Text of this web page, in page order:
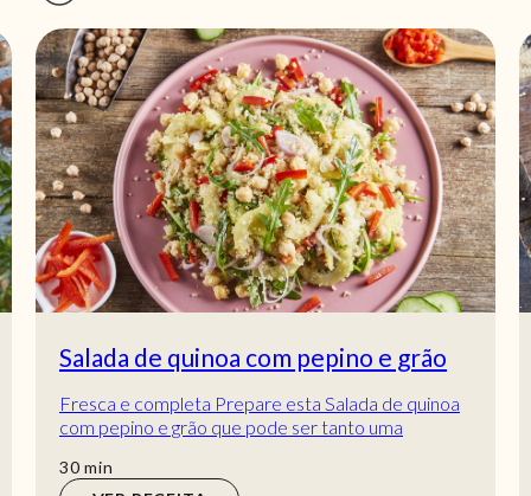
Salada de quinoa, beterraba com
Para os fãs de quinoa! Se usa este superalimento
esta deliciosa salada! Além de quinoa, leva a...